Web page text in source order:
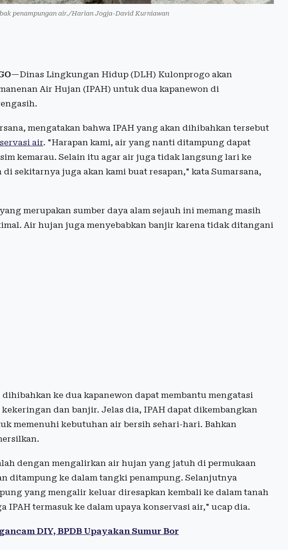
penampungan air./Harian Jogja-David Kurniawan
—Dinas Lingkungan Hidup (DLH) Kulonprogo akan
Air Hujan (IPAH) untuk dua kapanewon di
mengatakan bahwa IPAH yang akan dihibahkan tersebut
air. "Harapan kami, air yang nanti ditampung dapat
kemarau. Selain itu agar air juga tidak langsung lari ke
sekitarnya juga akan kami buat resapan," kata Sumarsana,
merupakan sumber daya alam sejauh ini memang masih
Air hujan juga menyebabkan banjir karena tidak ditangani
dihibahkan ke dua kapanewon dapat membantu mengatasi
dan banjir. Jelas dia, IPAH dapat dikembangkan
memenuhi kebutuhan air bersih sehari-hari. Bahkan
dengan mengalirkan air hujan yang jatuh di permukaan
ditampung ke dalam tangki penampung. Selanjutnya
yang mengalir keluar diresapkan kembali ke dalam tanah
IPAH termasuk ke dalam upaya konservasi air," ucap dia.
DIY, BPDB Upayakan Sumur Bor